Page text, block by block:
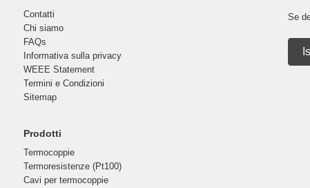
Contatti
Chi siamo
FAQs
Informativa sulla privacy
WEEE Statement
Termini e Condizioni
Sitemap
Prodotti
Termocoppie
Termoresistenze (Pt100)
Cavi per termocoppie
Se